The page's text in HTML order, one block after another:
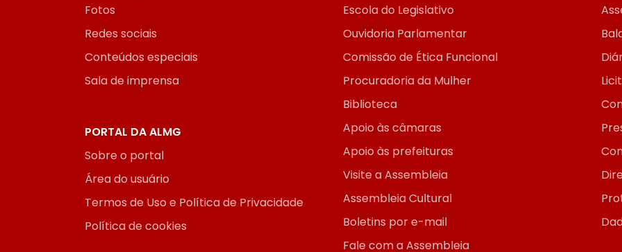
Fotos
Redes sociais
Conteúdos especiais
Sala de imprensa
Escola do Legislativo
Ouvidoria Parlamentar
Comissão de Ética Funcional
Procuradoria da Mulher
Biblioteca
Apoio às câmaras
Apoio às prefeituras
Visite a Assembleia
Assembleia Cultural
Boletins por e-mail
Fale com a Assembleia
PORTAL DA ALMG
Sobre o portal
Área do usuário
Termos de Uso e Política de Privacidade
Política de cookies